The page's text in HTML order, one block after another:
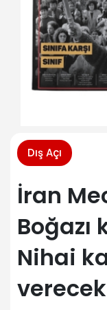
Dış Açı
İran
Boğazı
Nihai
verecek